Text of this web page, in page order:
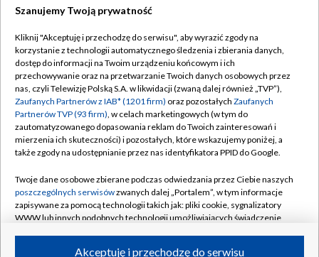
TVP
Abonament TVP
Emisja w TVP
Centrum informacji TVP
Naziemna Telewizja Cyfrowa
Rada Programowa
System NOS
Informacje o nadawcy
Regulamin TVP
Polityka prywatności
Moje zgody
Pomoc
Kontakt
Kanały
Szanujemy Twoją prywatność
Kliknij "Akceptuję i przechodzę do serwisu", aby wyrazić zgody na
korzystanie z technologii automatycznego śledzenia i zbierania danych,
dostęp do informacji na Twoim urządzeniu końcowym i ich
przechowywanie oraz na przetwarzanie Twoich danych osobowych przez
nas, czyli Telewizję Polską S.A. w likwidacji (zwaną dalej również „TVP”),
Zaufanych Partnerów z IAB* (1201 firm) oraz pozostałych Zaufanych
Partnerów TVP (93 firm), w celach marketingowych (w tym do
zautomatyzowanego dopasowania reklam do Twoich zainteresowań i
mierzenia ich skuteczności) i pozostałych, które wskazujemy poniżej, a
także zgody na udostępnianie przez nas identyfikatora PPID do Google.
Twoje dane osobowe zbierane podczas odwiedzania przez Ciebie naszych
poszczególnych serwisówzwanych dalej „Portalem”, w tym informacje
zapisywane za pomocą technologii takich jak: pliki cookie, sygnalizatory
WWW lub innych podobnych technologii umożliwiających świadczenie
Akceptuję i przechodzę do serwisu